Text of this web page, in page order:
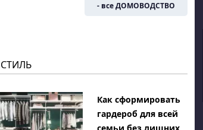
- все ДОМОВОДСТВО
СТИЛЬ
Как сформировать
гардероб для всей